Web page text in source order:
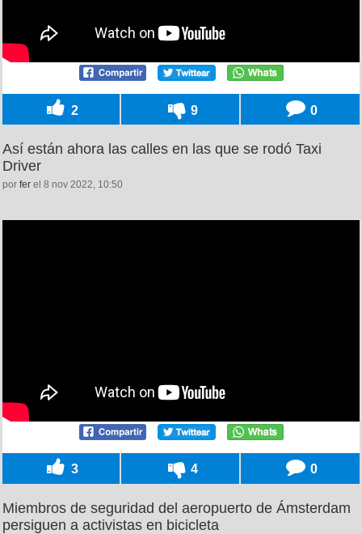
2 9 0
Así están ahora las calles en las que se rodó Taxi
Driver
por fer el 8 nov 2022, 10:50
3 4 0
Miembros de seguridad del aeropuerto de Ámsterdam
persiguen a activistas en bicicleta